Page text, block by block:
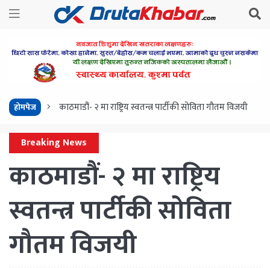
होमपेज काठमाडौं- २ मा राष्ट्रिय स्वतन्त्र पार्टीकी सोविता गौतम विजयी
Breaking News
काठमाडौं- २ मा राष्ट्रिय
स्वतन्त्र पार्टीकी सोविता
गौतम विजयी